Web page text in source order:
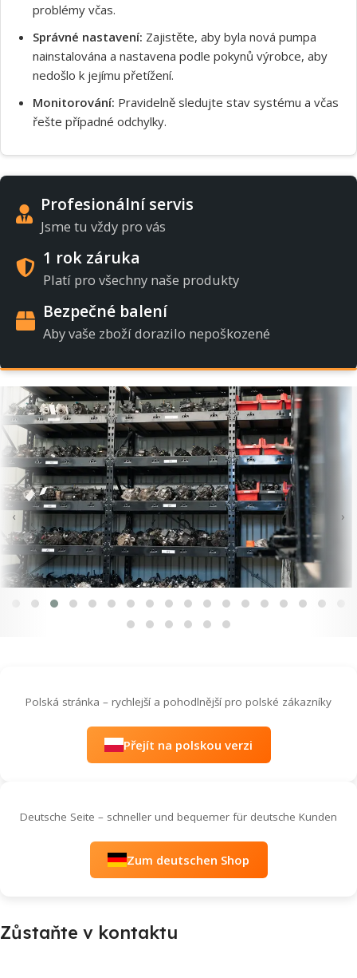
problémy včas.
Správné nastavení: Zajistěte, aby byla nová pumpa
nainstalována a nastavena podle pokynů výrobce, aby
nedošlo k jejímu přetížení.
Monitorování: Pravidelně sledujte stav systému a včas
řešte případné odchylky.
Profesionální servis
Jsme tu vždy pro vás
1 rok záruka
Platí pro všechny naše produkty
Bezpečné balení
Aby vaše zboží dorazilo nepoškozené
‹ ›
Polská stránka – rychlejší a pohodlnější pro polské zákazníky
Přejít na polskou verzi
Deutsche Seite – schneller und bequemer für deutsche Kunden
Zum deutschen Shop
Zůstaňte v kontaktu